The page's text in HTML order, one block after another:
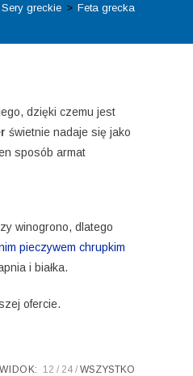
WEBSITE
Sery greckie > Feta grecka
dzięki czemu jest
świetnie nadaje się jako
sposób armat
winogrono, dlatego
pieczywem chrupkim
i białka.
ofercie.
WIDOK: 12 24 WSZYSTKO